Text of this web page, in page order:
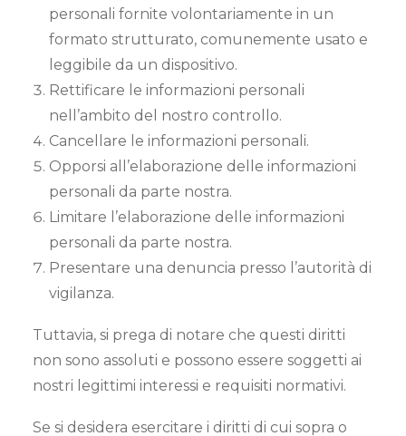
personali fornite volontariamente in un
formato strutturato, comunemente usato e
leggibile da un dispositivo.
Rettificare le informazioni personali
nell’ambito del nostro controllo.
Cancellare le informazioni personali.
Opporsi all’elaborazione delle informazioni
personali da parte nostra.
Limitare l’elaborazione delle informazioni
personali da parte nostra.
Presentare una denuncia presso l’autorità di
vigilanza.
Tuttavia, si prega di notare che questi diritti
non sono assoluti e possono essere soggetti ai
nostri legittimi interessi e requisiti normativi.
Se si desidera esercitare i diritti di cui sopra o